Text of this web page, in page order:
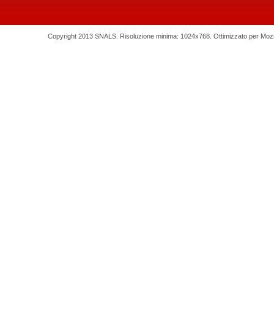
Copyright 2013 SNALS. Risoluzione minima: 1024x768. Ottimizzato per